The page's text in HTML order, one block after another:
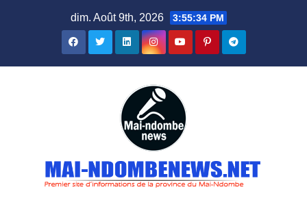
dim. Août 9th, 2026 3:55:36 PM